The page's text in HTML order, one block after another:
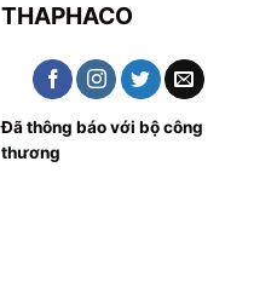
THAPHACO
Đã thông báo với bộ công
thương